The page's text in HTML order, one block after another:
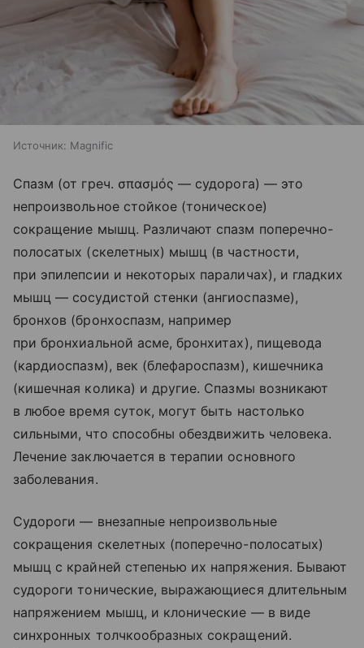
Источник: Magnific
Спазм (от греч. σπασμός — судорога) — это
непроизвольное стойкое (тоническое)
сокращение мышц. Различают спазм поперечно-
полосатых (скелетных) мышц (в частности,
при эпилепсии и некоторых параличах), и гладких
мышц — сосудистой стенки (ангиоспазме),
бронхов (бронхоспазм, например
при бронхиальной асме, бронхитах), пищевода
(кардиоспазм), век (блефароспазм), кишечника
(кишечная колика) и другие. Спазмы возникают
в любое время суток, могут быть настолько
сильными, что способны обездвижить человека.
Лечение заключается в терапии основного
заболевания.
Судороги — внезапные непроизвольные
сокращения скелетных (поперечно-полосатых)
мышц с крайней степенью их напряжения. Бывают
судороги тонические, выражающиеся длительным
напряжением мышц, и клонические — в виде
синхронных толчкообразных сокращений.